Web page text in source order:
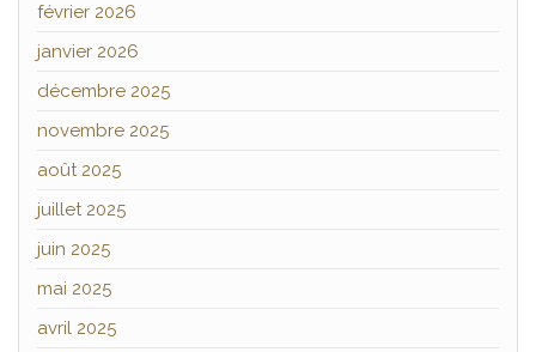
février 2026
janvier 2026
décembre 2025
novembre 2025
août 2025
juillet 2025
juin 2025
mai 2025
avril 2025